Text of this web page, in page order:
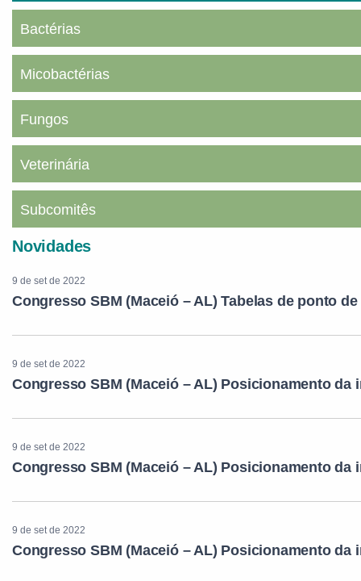
Bactérias
Micobactérias
Fungos
Veterinária
Subcomitês
Novidades
9 de set de 2022
Congresso SBM (Maceió – AL) Tabelas de ponto
9 de set de 2022
Congresso SBM (Maceió – AL) Posicionamento da
9 de set de 2022
Congresso SBM (Maceió – AL) Posicionamento
9 de set de 2022
Congresso SBM (Maceió – AL) Posicionamento da